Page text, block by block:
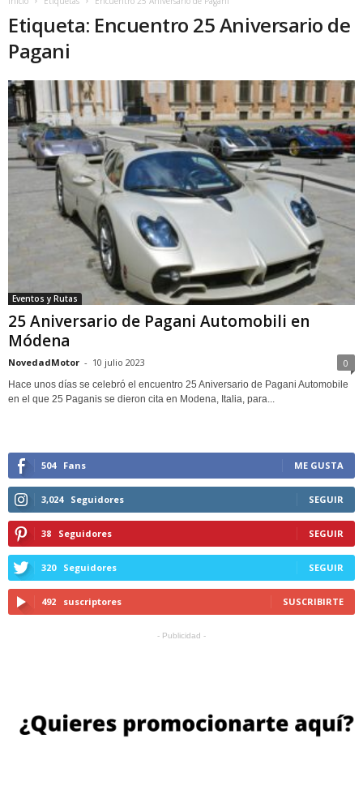
Etiqueta: Encuentro 25 Aniversario de
Pagani
Eventos y Rutas
25 Aniversario de Pagani Automobili en
Módena
NovedadMotor - 10 julio 2023 0
Hace unos días se celebró el encuentro 25 Aniversario de Pagani Automobile
en el que 25 Paganis se dieron cita en Modena, Italia, para...
504 Fans ME GUSTA
3,024 Seguidores SEGUIR
38 Seguidores SEGUIR
320 Seguidores SEGUIR
492 suscriptores SUSCRIBIRTE
- Publicidad -